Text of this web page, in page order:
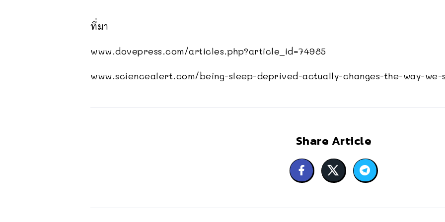
ที่มา
www.dovepress.com/articles.php?article_id=74985
www.sciencealert.com/being-sleep-deprived-actually-changes-the-way-
Share Article